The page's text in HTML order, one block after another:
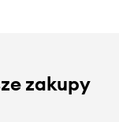
zakupy